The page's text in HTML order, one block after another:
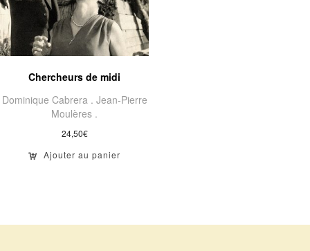
Chercheurs de midi
Dominique Cabrera . Jean-Pierre
Moulères .
24,50€
Ajouter au panier